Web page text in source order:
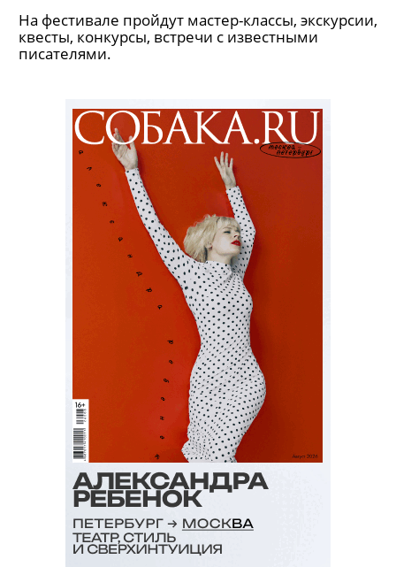
На фестивале пройдут мастер-классы, экскурсии,
квесты, конкурсы, встречи с известными
писателями.